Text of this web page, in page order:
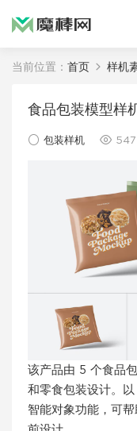
当前位置： 首页 样机
食品包装模型样
包装样机 547
该产品由 5 个食品
和零食包装设计。
智能对象功能，可